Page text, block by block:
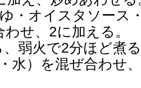
・オイスタソース
せ、2に加える。
弱火で2分ほど煮
水）を混ぜ合わせ